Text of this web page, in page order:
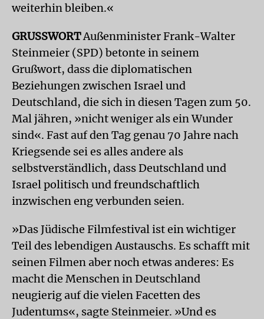
weiterhin bleiben.«
GRUSSWORTAußenminister Frank-Walter
Steinmeier (SPD) betonte in seinem
Grußwort, dass die diplomatischen
Beziehungen zwischen Israel und
Deutschland, die sich in diesen Tagen zum 50.
Mal jähren, »nicht weniger als ein Wunder
sind«. Fast auf den Tag genau 70 Jahre nach
Kriegsende sei es alles andere als
selbstverständlich, dass Deutschland und
Israel politisch und freundschaftlich
inzwischen eng verbunden seien.
»Das Jüdische Filmfestival ist ein wichtiger
Teil des lebendigen Austauschs. Es schafft mit
seinen Filmen aber noch etwas anderes: Es
macht die Menschen in Deutschland
neugierig auf die vielen Facetten des
Judentums«, sagte Steinmeier. »Und es